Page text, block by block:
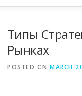
Типы
Рынках
POSTED ON MARCH